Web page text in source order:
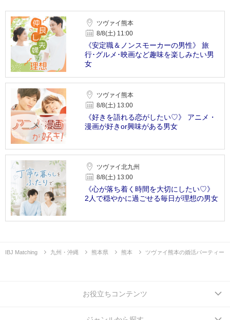
ツヴァイ熊本
8/8(土) 11:00
《安定職＆ノンスモーカーの男性》 旅
行･グルメ･映画など趣味を楽しみたい男
女
ツヴァイ熊本
8/8(土) 13:00
《好きを語れる恋がしたい♡》 アニメ・
漫画が好きor興味がある男女
ツヴァイ北九州
8/8(土) 13:00
《心が落ち着く時間を大切にしたい♡》
2人で穏やかに過ごせる毎日が理想の男女
IBJ Matching 九州・沖縄 熊本県 熊本 ツヴァイ熊本の婚活パーティー
お役立ちコンテンツ